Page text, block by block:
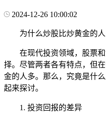
2024-12-26 10:00:02
为什么炒股比炒黄金的
在现代投资领域，股票
择。尽管两者各有特点，但
金的人多。那么，究竟是什
起来探讨。
1. 投资回报的差异